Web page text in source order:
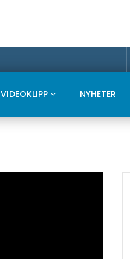
VIDEOKLIPP NYHETER